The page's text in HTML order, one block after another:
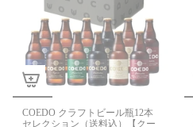
COEDO クラフトビール瓶12本
セレクション（送料込）【クー